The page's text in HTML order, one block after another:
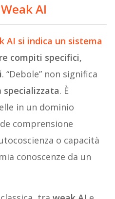
AI
AI si indica un sistema
compiti specifici,
. “Debole” non significa
specializzata. È
in un dominio
comprensione
o capacità
conoscenze da un